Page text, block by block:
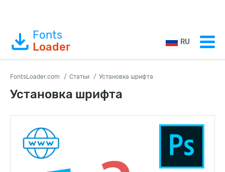
Fonts
Loader
RU
FontsLoader.com Статьи Установка шрифта
Установка шрифта